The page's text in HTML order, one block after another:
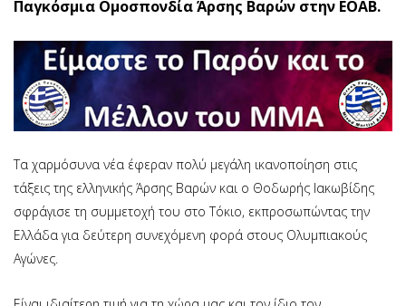
Παγκόσμια Ομοσπονδία Άρσης Βαρών στην ΕΟΑΒ.
Τα χαρμόσυνα νέα έφεραν πολύ μεγάλη ικανοποίηση στις
τάξεις της ελληνικής Άρσης Βαρών και ο Θοδωρής Ιακωβίδης
σφράγισε τη συμμετοχή του στο Τόκιο, εκπροσωπώντας την
Ελλάδα για δεύτερη συνεχόμενη φορά στους Ολυμπιακούς
Αγώνες.